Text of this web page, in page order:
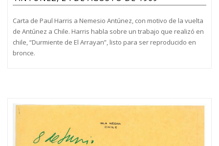
Carta de Paul Harris a Nemesio Antúnez, con motivo de la vuelta
de Antúnez a Chile. Harris habla sobre un trabajo que realizó en
chile, “Durmiente de El Arrayan”, listo para ser reproducido en
bronce.